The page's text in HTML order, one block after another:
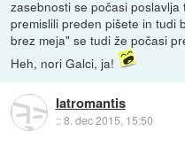
zasebnosti se počasi
premislili preden pišete in tudi
brez meja" se tudi že počasi
Heh, nori Galci, ja!
Iatromantis
::8. dec 2015, 15:50